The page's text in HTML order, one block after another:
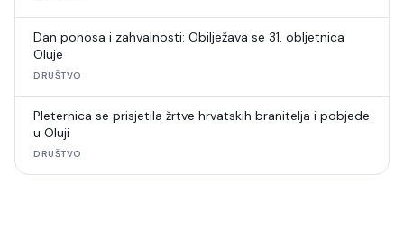
Dan ponosa i zahvalnosti: Obilježava se 31. obljetnica
Oluje
DRUŠTVO
Pleternica se prisjetila žrtve hrvatskih branitelja i pobjede
u Oluji
DRUŠTVO